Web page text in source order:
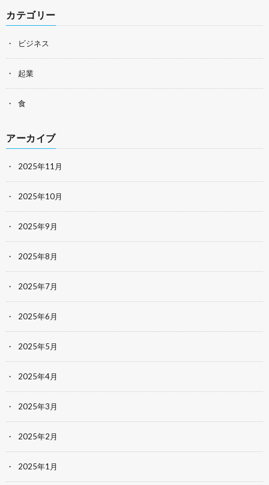
カテゴリー
ビジネス
起業
食
アーカイブ
2025年11月
2025年10月
2025年9月
2025年8月
2025年7月
2025年6月
2025年5月
2025年4月
2025年3月
2025年2月
2025年1月